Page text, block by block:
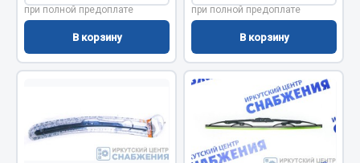
Автолампы
Блоки реле и предохранителей
Вилки нагрузочные
Выключатели и переключатели клавишные
Выключатель массы
Изолента
при полной предоплате
В корзину
при полной предоплате
В корзину